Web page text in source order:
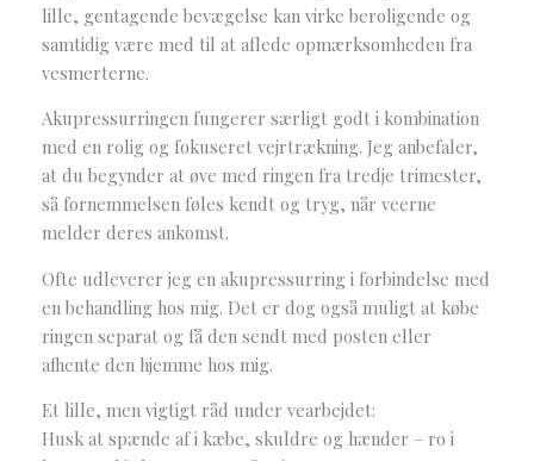
lille, gentagende bevægelse kan virke beroligende og
samtidig være med til at aflede opmærksomheden fra
vesmerterne.
Akupressurringen fungerer særligt godt i kombination
med en rolig og fokuseret vejrtrækning. Jeg anbefaler,
at du begynder at øve med ringen fra tredje trimester,
så fornemmelsen føles kendt og tryg, når veerne
melder deres ankomst.
Ofte udleverer jeg en akupressurring i forbindelse med
en behandling hos mig. Det er dog også muligt at købe
ringen separat og få den sendt med posten eller
afhente den hjemme hos mig.
Et lille, men vigtigt råd under vearbejdet:
Husk at spænde af i kæbe, skuldre og hænder – ro i